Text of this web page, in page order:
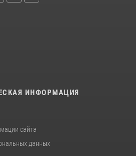
ИНФОРМАЦИЯ
сайта
данных